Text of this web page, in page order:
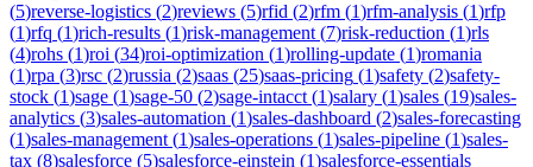
(5)reverse-logistics (2)reviews (5)rfid (2)rfm (1)rfm-analysis (1)rfp
(1)rfq (1)rich-results (1)risk-management (7)risk-reduction (1)rls
(4)rohs (1)roi (34)roi-optimization (1)rolling-update (1)romania
(1)rpa (3)rsc (2)russia (2)saas (25)saas-pricing (1)safety (2)safety-
stock (1)sage (1)sage-50 (2)sage-intacct (1)salary (1)sales (19)sales-
analytics (3)sales-automation (1)sales-dashboard (2)sales-forecasting
(1)sales-management (1)sales-operations (1)sales-pipeline (1)sales-
tax (8)salesforce (5)salesforce-einstein (1)salesforce-essentials